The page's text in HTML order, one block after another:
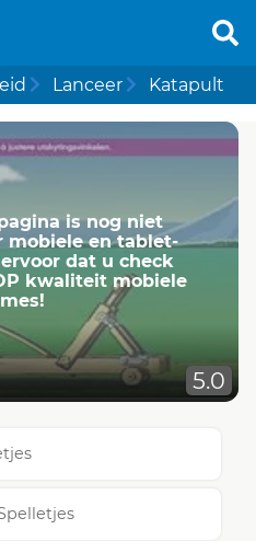
Lanceer Katapult
is nog niet
mobiele en tablet-
dat u check
kwaliteit mobiele
5.0